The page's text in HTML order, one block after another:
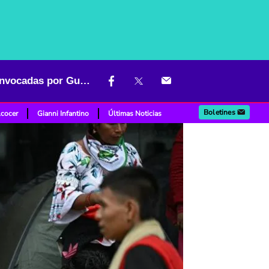
Indígenas abandonan la Universidad Nacional luego de marchas convocadas por Gustavo Petro
Gianni Infantino Últimas Noticias Boletines